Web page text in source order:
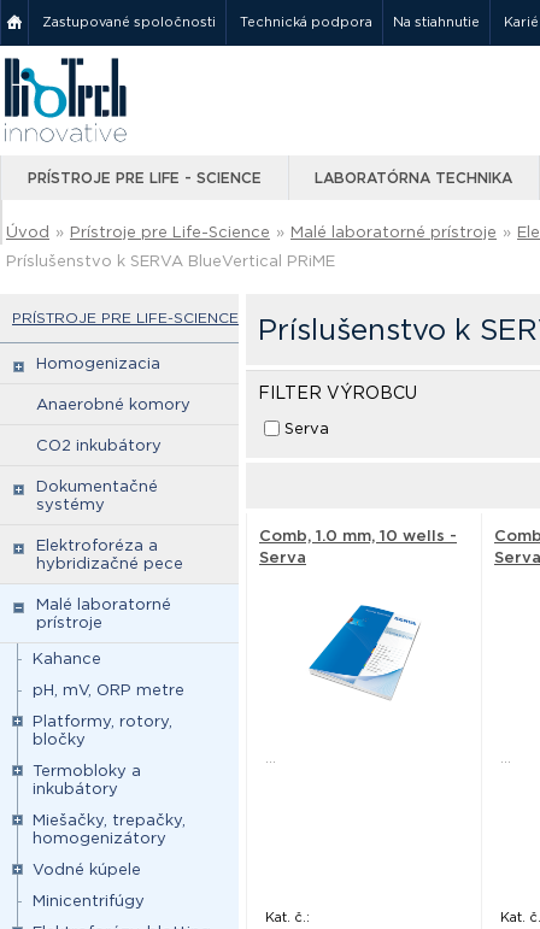
Zastupované spoločnosti Technická podpora Na stiahnutie
PRÍSTROJE PRE LIFE - SCIENCE LABORATÓRNA TECHNIKA
Úvod » Prístroje pre Life-Science » Malé laboratorné prístroje »
Príslušenstvo k SERVA BlueVertical PRiME
PRÍSTROJE PRE LIFE-SCIENCE
Homogenizacia
Anaerobné komory
CO2 inkubátory
Dokumentačné
systémy
Elektroforéza a
hybridizačné pece
Malé laboratorné
prístroje
Kahance
pH, mV, ORP metre
Platformy, rotory,
bločky
Termobloky a
inkubátory
Miešačky, trepačky,
homogenizátory
Vodné kúpele
Minicentrifúgy
Príslušenstvo k
FILTER VÝROBCU
Serva
Comb, 1.0 mm, 10 wells -
Serva
...
Kat. č.:
Serva
...
Kat.